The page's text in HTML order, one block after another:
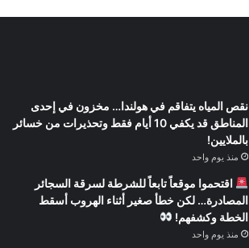
نقص المياه يتفاقم في هولندا… مخزون في إحدى
المناطق قد يكفي 10 أيام فقط وتحذيرات من خسائر
بالملايين!
منذ يوم واحد
اقتحموا موقعاً تابعاً للشرطة لسرقة السجائر
المصادرة… لكن خطأ صغير أثناء الهروب أسقط
الخطة وكشفهم!
منذ يوم واحد